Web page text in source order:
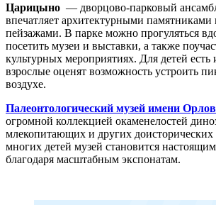
Царицыно — дворцово-парковый
впечатляет архитектурными
пейзажами. В парке можно прогуляться
посетить музеи и выставки, а также
культурных мероприятиях. Для детей есть
взрослые оценят возможность устроить
воздухе.
Палеонтологический музей имени
огромной коллекцией окаменелостей
млекопитающих и других
многих детей музей становится
благодаря масштабным экспонатам.